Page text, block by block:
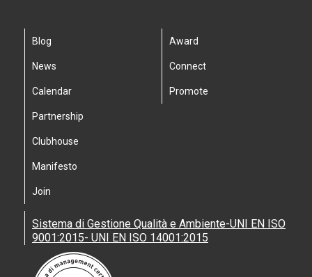
Blog
News
Calendar
Partnership
Clubhouse
Manifesto
Join
Award
Connect
Promote
Sistema di Gestione Qualità e Ambiente-UNI EN ISO
9001:2015- UNI EN ISO 14001:2015